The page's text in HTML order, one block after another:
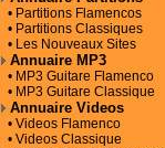
• Partitions Flamencos
• Partitions Classiques
• Les Nouveaux Sites
Annuaire MP3
• MP3 Guitare Flamenco
• MP3 Guitare Classique
Annuaire Videos
• Videos Flamenco
• Videos Classique